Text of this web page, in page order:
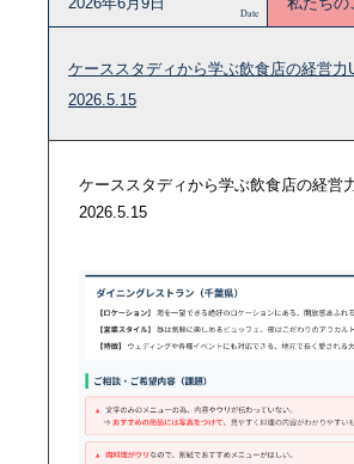
Date
ケーススタディから学ぶ飲食店の経営
2026.5.15
ケーススタディから学ぶ飲食店の経営
2026.5.15